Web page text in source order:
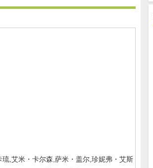
,艾米・卡尔森,萨米・盖尔,珍妮弗・艾斯